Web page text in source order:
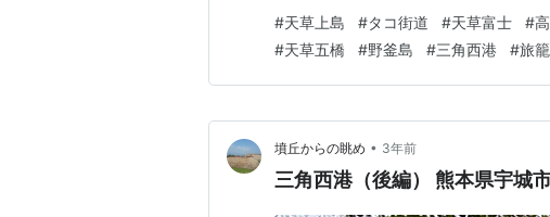
#天草上島 #タコ街道 #天草富士 #
#天草五橋 #野釜島 #三角西港 #旅
墳丘からの眺め • 3年前
三角西港（後編） 熊本県宇城